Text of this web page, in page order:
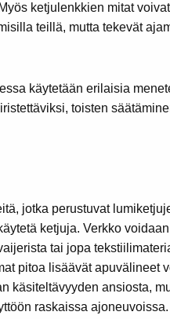
ketjulenkkien mitat
teillä, mutta tekevät
käytetään erilaisia
toisten
jotka perustuvat
ketjuja. Verkko
tai jopa
pitoa lisäävät apuvälineet
käsiteltävyyden ansiosta,
raskaissa